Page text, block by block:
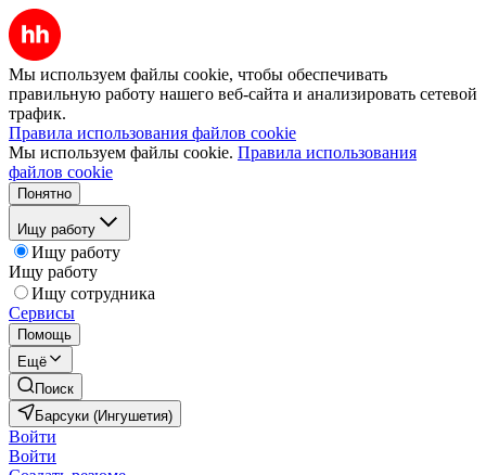
Мы используем файлы cookie, чтобы обеспечивать
правильную работу нашего веб-сайта и анализировать сетевой
трафик.
Правила использования файлов cookie
Мы используем файлы cookie. Правила использования
файлов cookie
Понятно
Ищу работу
Ищу работу
Ищу работу
Ищу сотрудника
Сервисы
Помощь
Ещё
Поиск
Барсуки (Ингушетия)
Войти
Войти